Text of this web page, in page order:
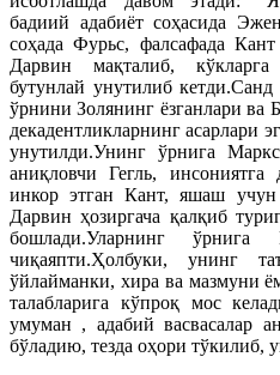
бадиий адабиёт соҳасида
соҳада Фурьс, фалсафада
Дарвин мақталиб,
бутунлай унутилиб
ўрнини Золянинг ёзганлари ва
декадентликларнинг асарлари
унутилди.Унинг ўрнига
аниқловчи Гегль,
инкор этган Кант, яшаш
Дарвин ҳозиргача қалқиб
бошлади.Уларнинг
чиқаяпти.Ҳолбуки, унинг
ўйлайманки, хира ва мазмуни
талабларига кўпроқ мос
умуман , адабий васвасалар
бўладию, тезда оҳори тўкилиб,